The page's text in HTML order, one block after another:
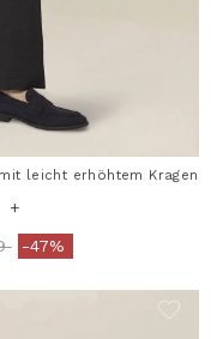
leicht erhöhtem Kragen
+
from
to-47%